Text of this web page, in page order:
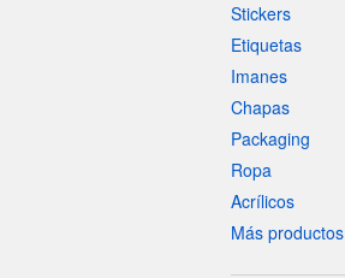
Stickers
Etiquetas
Imanes
Chapas
Packaging
Ropa
Acrílicos
Más productos